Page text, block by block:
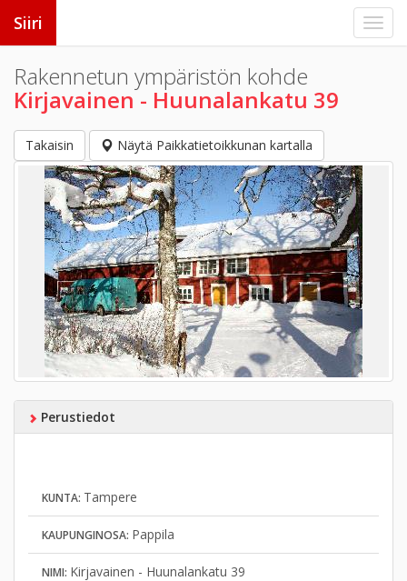
Siiri
Rakennetun ympäristön kohde
Kirjavainen - Huunalankatu 39
Takaisin Näytä Paikkatietoikkunan kartalla
Perustiedot
KUNTA: Tampere
KAUPUNGINOSA: Pappila
NIMI: Kirjavainen - Huunalankatu 39